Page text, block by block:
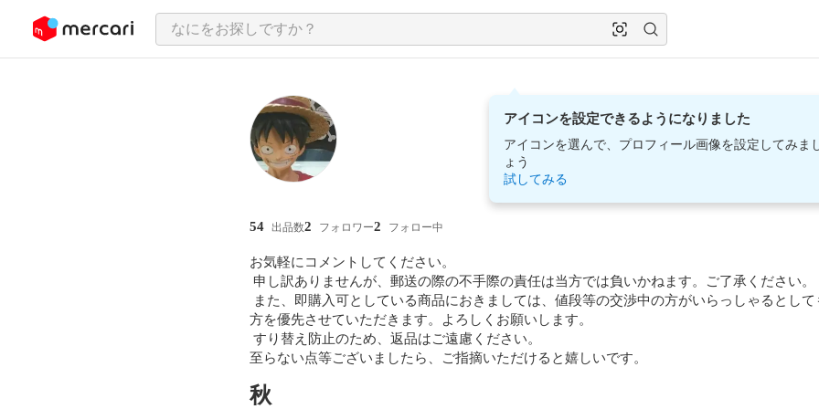
ツにスキップ
アイコンを設定できるようになりました
アイコンを選んで、プロフィール画像を設定してみま
ょう
試してみる
秋
54 出品数2 フォロワー2 フォロー中
お気軽にコメントしてください。
方を優先させていただきます。よろしくお願いします。
すり替え防止のため、返品はご遠慮ください。
至らない点等ございましたら、ご指摘いただけると嬉しいです。